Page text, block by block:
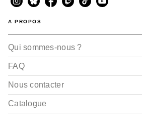
A PROPOS
Qui sommes-nous ?
FAQ
Nous contacter
Catalogue